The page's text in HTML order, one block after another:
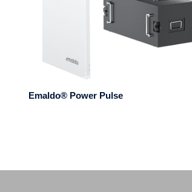
Emaldo® Power Pulse